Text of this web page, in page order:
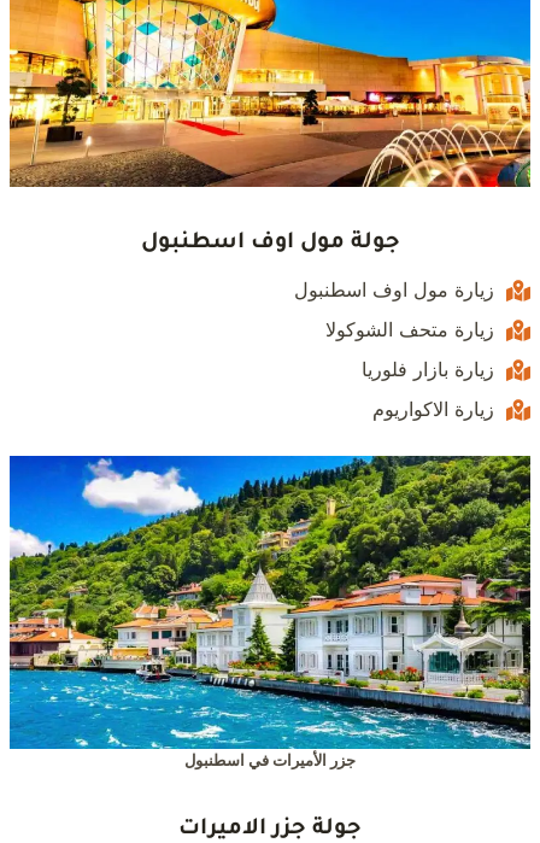
جولة مول اوف اسطنبول
زيارة مول اوف اسطنبول
زيارة متحف الشوكولا
زيارة بازار فلوريا
زيارة الاكواريوم
جزر الأميرات في اسطنبول
جولة جزر الاميرات